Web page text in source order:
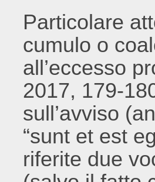
Particolare
cumulo o
all’eccesso
2017, 179-
sull’avviso
“sunt et est
riferite due